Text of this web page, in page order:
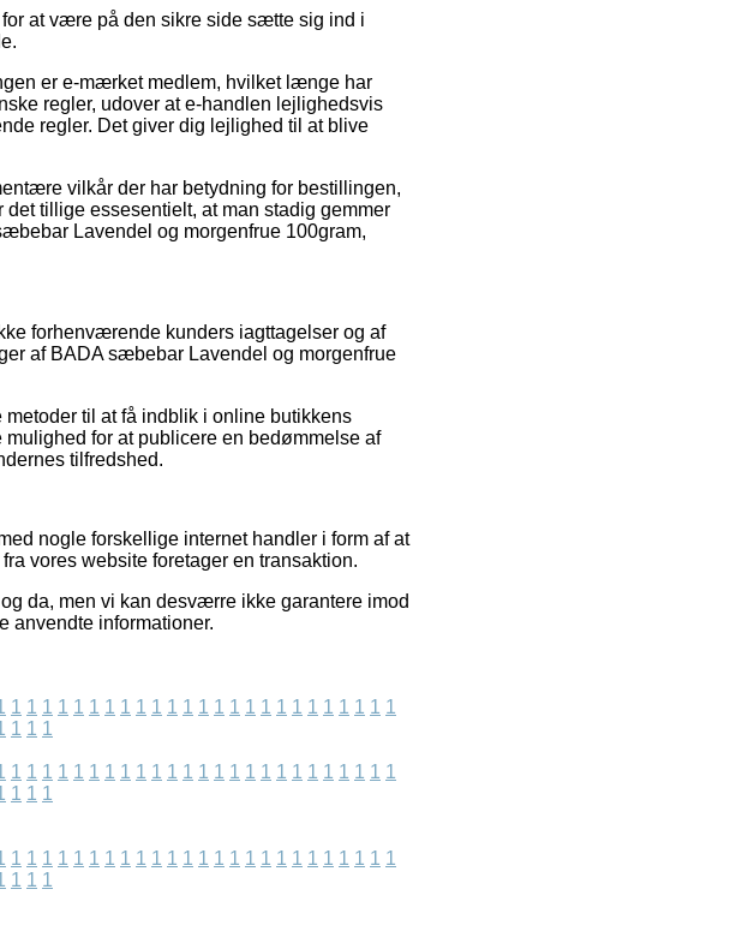
at være på den sikre side sætte sig ind i
er e-mærket medlem, hvilket længe har
regler, udover at e-handlen lejlighedsvis
regler. Det giver dig lejlighed til at blive
vilkår der har betydning for bestillingen,
tillige essesentielt, at man stadig gemmer
Lavendel og morgenfrue 100gram,
forhenværende kunders iagttagelser og af
af BADA sæbebar Lavendel og morgenfrue
til at få indblik i online butikkens
for at publicere en bedømmelse af
tilfredshed.
nogle forskellige internet handler i form af at
vores website foretager en transaktion.
da, men vi kan desværre ikke garantere imod
anvendte informationer.
1 1 1 1 1 1 1 1 1 1 1 1 1 1 1 1 1 1 1 1 1 1 1 1 1
1 1 1
1 1 1 1 1 1 1 1 1 1 1 1 1 1 1 1 1 1 1 1 1 1 1 1 1
1 1 1
1 1 1 1 1 1 1 1 1 1 1 1 1 1 1 1 1 1 1 1 1 1 1 1 1
1 1 1